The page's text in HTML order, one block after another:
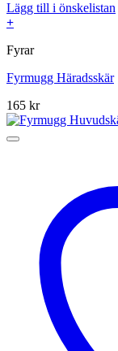
Lägg till i önskelistan
+
Fyrar
Fyrmugg Häradsskär
165 kr